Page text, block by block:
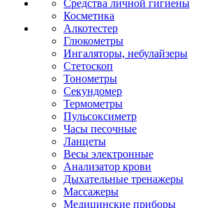
Средства личной гигиены
Косметика
Алкотестер
Глюкометры
Ингаляторы, небулайзеры
Стетоскоп
Тонометры
Секундомер
Термометры
Пульсоксиметр
Часы песочные
Ланцеты
Весы электронные
Анализатор крови
Дыхательные тренажеры
Массажеры
Медицинские приборы